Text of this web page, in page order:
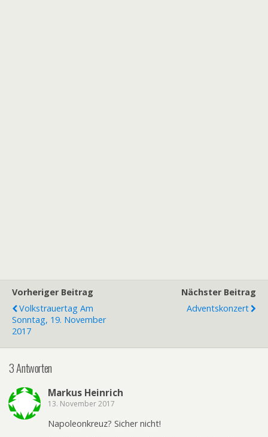
Vorheriger Beitrag
Volkstrauertag Am
Sonntag, 19. November
2017
Nächster Beitrag
Adventskonzert
3 Antworten
Markus Heinrich
13. November 2017
Napoleonkreuz? Sicher nicht!